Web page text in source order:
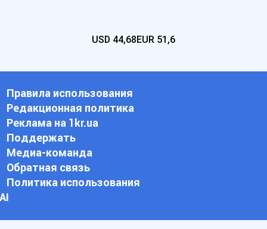
USD 44,68EUR 51,6
Правила использования
Редакционная политика
Реклама на 1kr.ua
Поддержать
Медиа-команда
Обратная связь
Политика использования
АI